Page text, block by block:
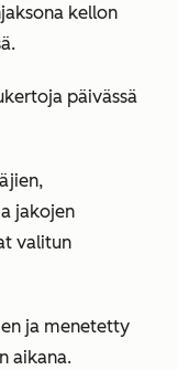
kellon
päivässä
jakojen
valitun
ja menetetty
aikana.